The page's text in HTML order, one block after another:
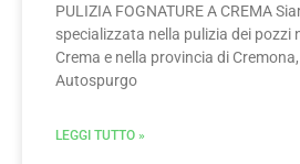
PULIZIA FOGNATURE A CREMA
specializzata nella pulizia dei pozzi
Crema e nella provincia di
Autospurgo
LEGGI TUTTO »